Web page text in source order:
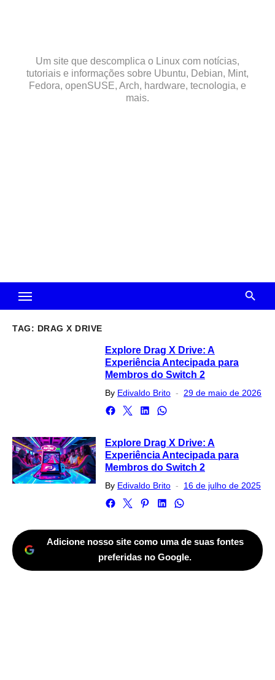
Um site que descomplica o Linux com notícias,
tutoriais e informações sobre Ubuntu, Debian, Mint,
Fedora, openSUSE, Arch, hardware, tecnologia, e
mais.
TAG: DRAG X DRIVE
Explore Drag X Drive: A
Experiência Antecipada para
Membros do Switch 2
By Edivaldo Brito
Posted
29 de maio de 2026
Explore Drag X Drive: A
Experiência Antecipada para
Membros do Switch 2
By Edivaldo Brito
Posted
16 de julho de 2025
Adicione nosso site como uma de suas fontes
preferidas no Google.